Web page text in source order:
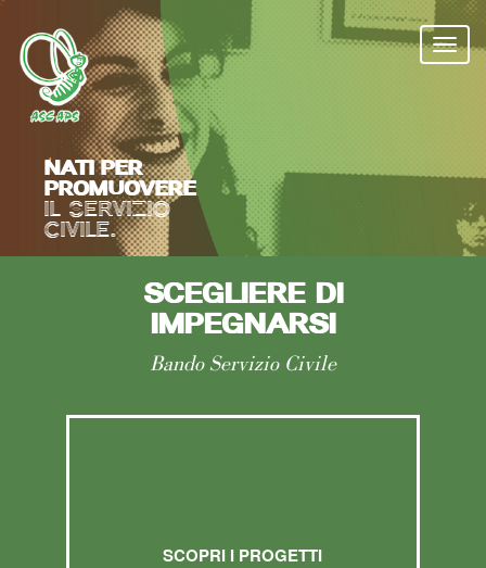
contenuto
principale
NATI PER
PROMUOVERE
IL SERVIZIO
CIVILE.
SCEGLIERE DI
IMPEGNARSI
Bando Servizio Civile
SCOPRI I PROGETTI